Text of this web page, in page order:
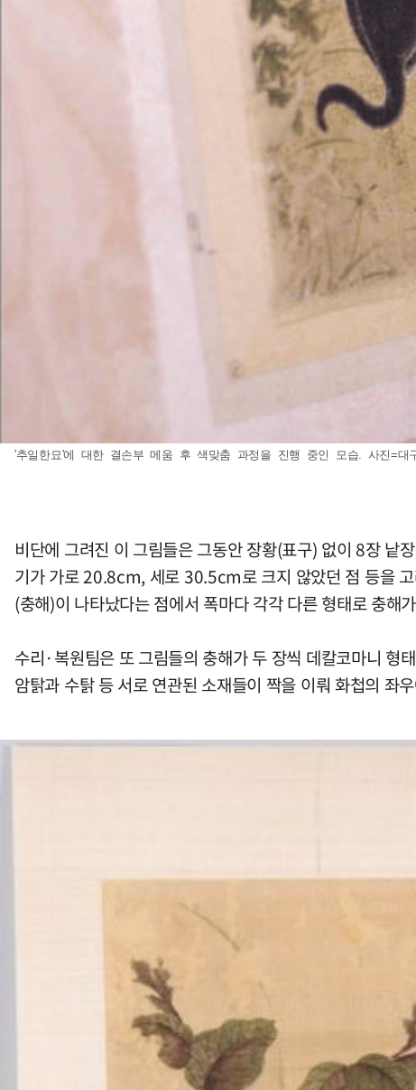
'추일한묘'에 대한 결손부 메움 후 색맞춤 과정을 진행 중인 모습. 사진=대
비단에 그려진 이 그림들은 그동안 장황(표구) 없이 8장 낱
기가 가로 20.8cm, 세로 30.5cm로 크지 않았던 점 등을
(충해)이 나타났다는 점에서 폭마다 각각 다른 형태로 충해
수리·복원팀은 또 그림들의 충해가 두 장씩 데칼코마니 형
암탉과 수탉 등 서로 연관된 소재들이 짝을 이뤄 화첩의 좌